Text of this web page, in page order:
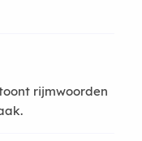
rijmwoorden